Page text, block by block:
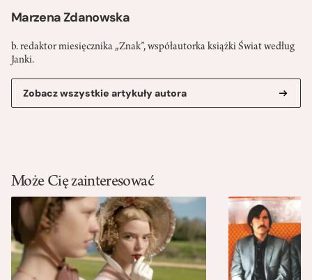
Marzena Zdanowska
b. redaktor miesięcznika „Znak”, współautorka książki Świat według
Janki.
Zobacz wszystkie artykuły autora
Może Cię zainteresować